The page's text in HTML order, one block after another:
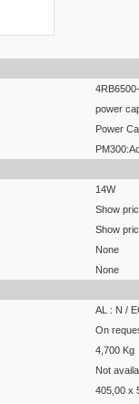
power
Power
14W
Show
Show
None
None
AL : N /
On
4,700 Kg
Not
405,00 x